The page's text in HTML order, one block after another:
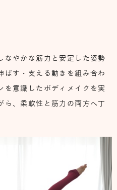
なやかな筋力と安定した姿勢
ばす・支える動きを組み合わ
を意識したボディメイクを実
ら、柔軟性と筋力の両方へ丁